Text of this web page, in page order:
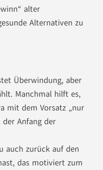
alter
Alternativen zu
Überwindung, aber
Manchmal hilft es,
mit dem Vorsatz „nur
Anfang der
auch zurück auf den
das motiviert zum